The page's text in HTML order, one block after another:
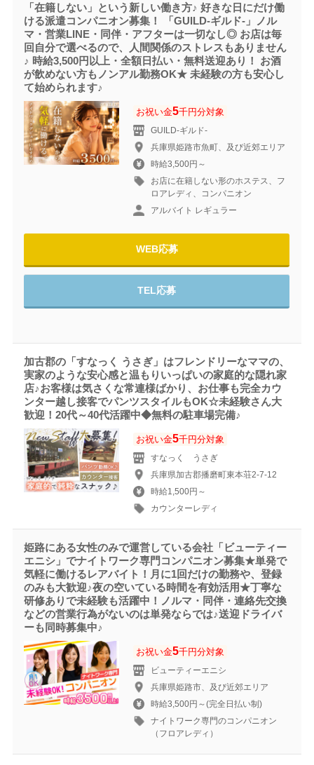
「在籍しない」という新しい働き方♪ 好きな日にだけ働
ける派遣コンパニオン募集！ 「GUILD-ギルド‐」ノル
マ・営業LINE・同伴・アフターは一切なし◎ お店は毎
回自分で選べるので、人間関係のストレスもありません
♪ 時給3,500円以上・全額日払い・無料送迎あり！ お酒
が飲めない方もノンアル勤務OK★ 未経験の方も安心し
て始められます♪
お祝い金5千円分対象
GUILD-ギルド‐
兵庫県姫路市魚町、及び近郊エリア
時給3,500円～
お店に在籍しない形のホステス、フ
ロアレディ、コンパニオン
アルバイト レギュラー
WEB応募
TEL応募
加古郡の「すなっく うさぎ」はフレンドリーなママの、
実家のような安心感と温もりいっぱいの家庭的な隠れ家
店♪お客様は気さくな常連様ばかり、お仕事も完全カウ
ンター越し接客でパンツスタイルもOK☆未経験さん大
歓迎！20代～40代活躍中◆無料の駐車場完備♪
お祝い金5千円分対象
すなっく うさぎ
兵庫県加古郡播磨町東本荘2-7-12
時給1,500円～
カウンターレディ
姫路にある女性のみで運営している会社「ビューティー
エニシ」でナイトワーク専門コンパニオン募集★単発で
気軽に働けるレアバイト！月に1回だけの勤務や、登録
のみも大歓迎♪夜の空いている時間を有効活用★丁寧な
研修ありで未経験も活躍中！ノルマ・同伴・連絡先交換
などの営業行為がないのは単発ならでは♪送迎ドライバ
ーも同時募集中♪
お祝い金5千円分対象
ビューティーエニシ
兵庫県姫路市、及び近郊エリア
時給3,500円～(完全日払い制)
ナイトワーク専門のコンパニオン
（フロアレディ）